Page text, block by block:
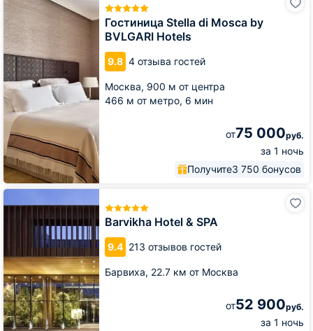
Гостиница Stella di Mosca by
BVLGARI Hotels
9.8 4 отзыва гостей
Москва, 900 м от центра
466 м от метро, 6 мин
от75 000руб.
за 1 ночь
Получите3 750 бонусов
Stella
di
Mosca
BVLGARI
Hotels
Barvikha Hotel & SPA
9.4 213 отзывов гостей
Барвиха, 22.7 км от Москва
от52 900руб.
за 1 ночь
Barvikha
Hotel